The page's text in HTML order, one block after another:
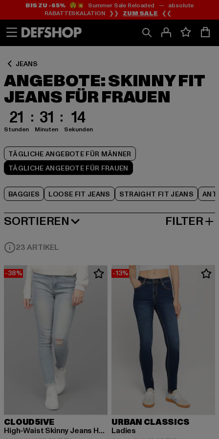
Zum
Inhalt
springen
Zum
Fußzeile
springen
BIS ZU -65%😲💥 Summer Sale Reloaded — absolute
RABATTESKALATION ❯❯ ZUM SALE ❮❮
JEANS
ANGEBOTE: SKINNY FIT
JEANS FÜR FRAUEN
21
Stunden
31
Minuten
13
Sekunden
TÄGLICHE ANGEBOTE FÜR MÄNNER
TÄGLICHE ANGEBOTE FÜR FRAUEN
BAGGIES LOOSE FIT JEANS STRAIGHT FIT JEANS
Zum
Produktraster
springen
SORTIEREN
BELIEBTESTE FILTER
23 ARTIKEL
-38%
CLOUD5IVE
High-Waist Skinny Jeans Hose mit Destroy Details 5 Pockets
-13%
URBAN CLASSICS
Ladies